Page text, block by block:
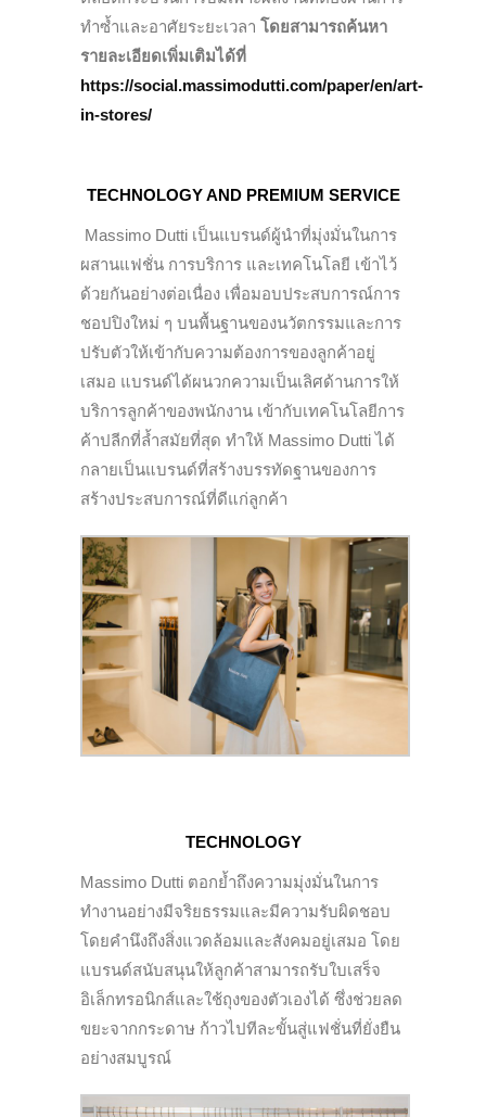
ทำซ้ำและอาศัยระยะเวลา โดยสามารถค้นหา
รายละเอียดเพิ่มเติมได้ที่
https://social.massimodutti.com/paper/en/art-
in-stores/
TECHNOLOGY AND PREMIUM SERVICE
Massimo Dutti เป็นแบรนด์ผู้นำที่มุ่งมั่นในการ
ผสานแฟชั่น การบริการ และเทคโนโลยี เข้าไว้
ด้วยกันอย่างต่อเนื่อง เพื่อมอบประสบการณ์การ
ชอปปิงใหม่ ๆ บนพื้นฐานของนวัตกรรมและการ
ปรับตัวให้เข้ากับความต้องการของลูกค้าอยู่
เสมอ แบรนด์ได้ผนวกความเป็นเลิศด้านการให้
บริการลูกค้าของพนักงาน เข้ากับเทคโนโลยีการ
ค้าปลีกที่ล้ำสมัยที่สุด ทำให้ Massimo Dutti ได้
กลายเป็นแบรนด์ที่สร้างบรรทัดฐานของการ
สร้างประสบการณ์ที่ดีแก่ลูกค้า
TECHNOLOGY
Massimo Dutti ตอกย้ำถึงความมุ่งมั่นในการ
ทำงานอย่างมีจริยธรรมและมีความรับผิดชอบ
โดยคำนึงถึงสิ่งแวดล้อมและสังคมอยู่เสมอ โดย
แบรนด์สนับสนุนให้ลูกค้าสามารถรับใบเสร็จ
อิเล็กทรอนิกส์และใช้ถุงของตัวเองได้ ซึ่งช่วยลด
ขยะจากกระดาษ ก้าวไปทีละขั้นสู่แฟชั่นที่ยั่งยืน
อย่างสมบูรณ์